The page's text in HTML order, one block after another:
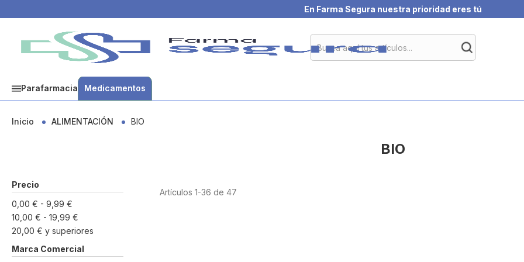
En Farma Segura nuestra prioridad eres tú
Parafarmacia Medicamentos
Inicio ALIMENTACIÓN BIO
BIO
Artículos1-36 de47
Precio
0,00 € - 9,99 €
10,00 € - 19,99 €
20,00 € y superiores
Marca Comercial